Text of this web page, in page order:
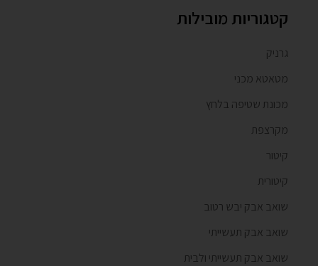
קטגוריות מובילות
גרניק
מטאטא מכני
מכונת שטיפה בלחץ
מקרצפת
קיטור
קיטורית
שואב אבק יבש רטוב
שואב אבק תעשייתי
שואב אבק תעשייתי ולבית